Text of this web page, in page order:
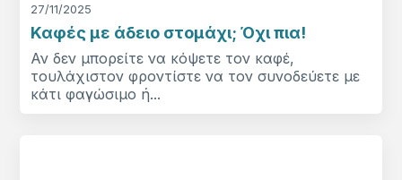
27/11/2025
Καφές με άδειο στομάχι; Όχι πια!
Αν δεν μπορείτε να κόψετε τον καφέ,
τουλάχιστον φροντίστε να τον συνοδεύετε με
κάτι φαγώσιμο ή...